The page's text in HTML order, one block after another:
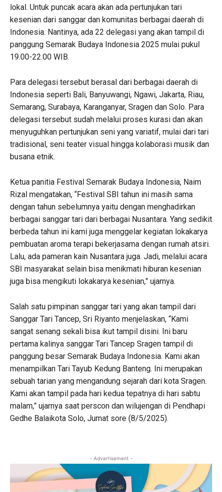
lokal. Untuk puncak acara akan ada pertunjukan tari
kesenian dari sanggar dan komunitas berbagai daerah di
Indonesia. Nantinya, ada 22 delegasi yang akan tampil di
panggung Semarak Budaya Indonesia 2025 mulai pukul
19.00-22.00 WIB.
Para delegasi tersebut berasal dari berbagai daerah di
Indonesia seperti Bali, Banyuwangi, Ngawi, Jakarta, Riau,
Semarang, Surabaya, Karanganyar, Sragen dan Solo. Para
delegasi tersebut sudah melalui proses kurasi dan akan
menyuguhkan pertunjukan seni yang variatif, mulai dari tari
tradisional, seni teater visual hingga kolaborasi musik dan
busana etnik.
Ketua panitia Festival Semarak Budaya Indonesia, Naim
Rizal mengatakan, “Festival SBI tahun ini masih sama
dengan tahun sebelumnya yaitu dengan menghadirkan
berbagai sanggar tari dari berbagai Nusantara. Yang sedikit
berbeda tahun ini kami juga menggelar kegiatan lokakarya
pembuatan aroma terapi bekerjasama dengan rumah atsiri.
Lalu, ada pameran kain Nusantara juga. Jadi, melalui acara
SBI masyarakat selain bisa menikmati hiburan kesenian
juga bisa mengikuti lokakarya kesenian,” ujarnya.
Salah satu pimpinan sanggar tari yang akan tampil dari
Sanggar Tari Tancep, Sri Riyanto menjelaskan, “Kami
sangat senang sekali bisa ikut tampil disini. Ini baru
pertama kalinya sanggar Tari Tancep Sragen tampil di
panggung besar Semarak Budaya Indonesia. Kami akan
menampilkan Tari Tayub Kedung Banteng. Ini merupakan
sebuah tarian yang mengandung sejarah dari kota Sragen.
Kami akan tampil pada hari kedua tepatnya di hari sabtu
malam,” ujarnya saat perscon dan wilujengan di Pendhapi
Gedhe Balaikota Solo, Jumat sore (8/5/2025).
- Advertisement -